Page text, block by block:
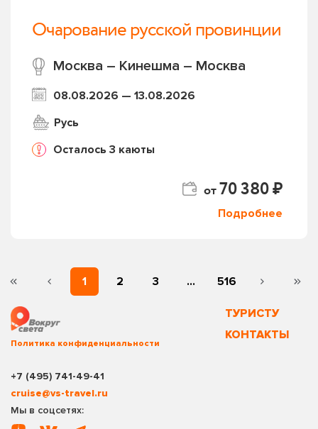
Очарование русской провинции
Москва – Кинешма – Москва
08.08.2026 — 13.08.2026
Русь
Осталось 3 каюты
от70 380 ₽
Подробнее
1 2 3 ... 516
Политика конфиденциальности
ТУРИСТУ
КОНТАКТЫ
+7 (495) 741-49-41
cruise@vs-travel.ru
Мы в соцсетях: